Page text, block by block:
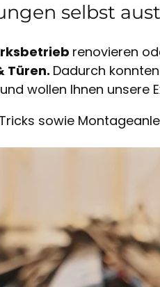
selbst
renovieren
Türen. Dadurch
wollen Ihnen unsere
sowie